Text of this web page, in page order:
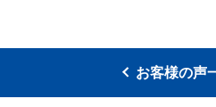
お客様の声